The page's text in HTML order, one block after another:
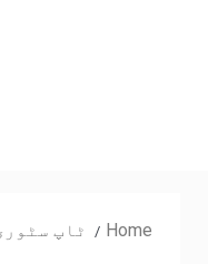
Home ٹاپ